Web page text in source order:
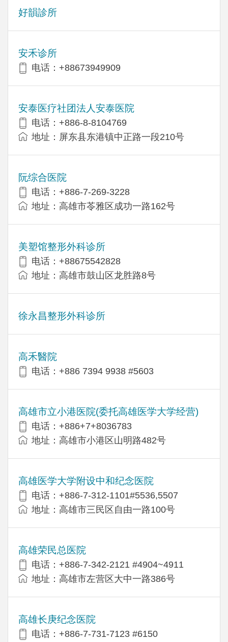
好韻診所
安禾诊所
电话：+88673949909
安泰医疗社团法人安泰医院
电话：+886-8-8104769
地址：屏东县东港镇中正路一段210号
阮综合医院
电话：+886-7-269-3228
地址：高雄市苓雅区成功一路162号
美塑馆整形外科诊所
电话：+88675542828
地址：高雄市鼓山区龙胜路8号
徐永昌整形外科诊所
高禾醫院
电话：+886 7394 9938 #5603
高雄市立小港医院(委托高雄医学大学经营)
电话：+886+7+8036783
地址：高雄市小港区山明路482号
高雄医学大学附设中和纪念医院
电话：+886-7-312-1101#5536,5507
地址：高雄市三民区自由一路100号
高雄荣民总医院
电话：+886-7-342-2121 #4904~4911
地址：高雄市左营区大中一路386号
高雄长庚纪念医院
电话：+886-7-731-7123 #6150